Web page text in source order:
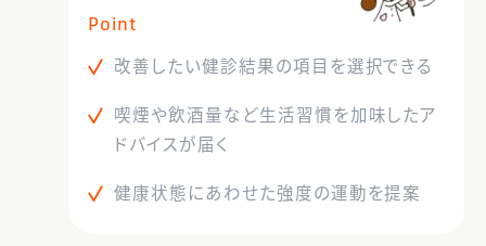
Point
改善したい健診結果の項目を選択できる
喫煙や飲酒量など生活習慣を加味したア
ドバイスが届く
健康状態にあわせた強度の運動を提案